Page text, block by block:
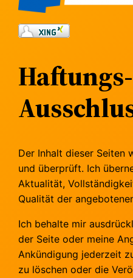
Haftungs-
Der Inhalt dieser Seiten
und überprüft. Ich
Aktualität,
Qualität der
Ich behalte mir
der Seite oder meine
Ankündigung jederzeit
zu löschen oder die